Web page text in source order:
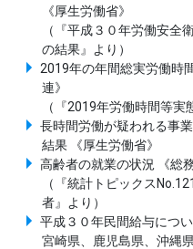
《厚生労働省》
（『平成３０年労働安全
の結果』より）
2019年の年間総実労働時
連》
（『2019年労働時間等実
長時間労働が疑われる事
結果 《厚生労働省》
高齢者の就業の状況 《総務
（『統計トピックス
者』より）
平成３０年民間給与につ
宮崎県、鹿児島県、沖縄